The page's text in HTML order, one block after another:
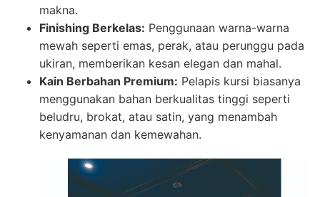
makna.
Finishing Berkelas: Penggunaan warna-warna
mewah seperti emas, perak, atau perunggu pada
ukiran, memberikan kesan elegan dan mahal.
Kain Berbahan Premium: Pelapis kursi biasanya
menggunakan bahan berkualitas tinggi seperti
beludru, brokat, atau satin, yang menambah
kenyamanan dan kemewahan.